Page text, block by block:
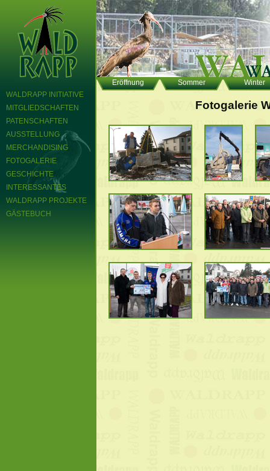
WALDRAPP INITIATIVE
MITGLIEDSCHAFTEN
PATENSCHAFTEN
AUSSTELLUNG
MERCHANDISING
FOTOGALERIE
GESCHICHTE
INTERESSANTES
WALDRAPP PROJEKTE
GÄSTEBUCH
Eröffnung Sommer Winter
Fotogalerie